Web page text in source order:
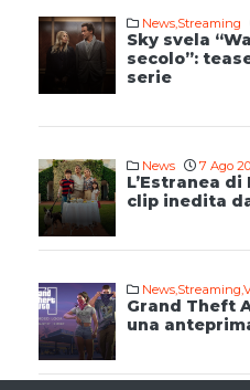
News,Streaming
Sky svela
secolo”:
serie
News 7 Ago
L’Estranea
clip inedita
News,Streaming,
Grand Theft
una